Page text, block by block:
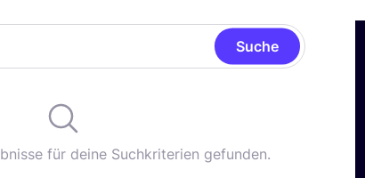
Suche
für deine Suchkriterien gefunden.